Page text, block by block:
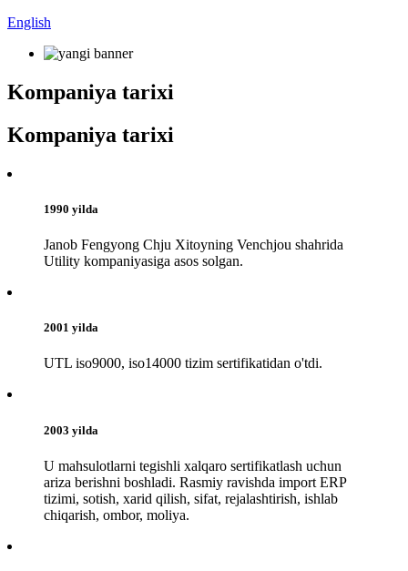
English
Kompaniya tarixi
Kompaniya tarixi
1990 yilda
Janob Fengyong Chju Xitoyning Venchjou shahrida
Utility kompaniyasiga asos solgan.
2001 yilda
UTL iso9000, iso14000 tizim sertifikatidan o'tdi.
2003 yilda
U mahsulotlarni tegishli xalqaro sertifikatlash uchun
ariza berishni boshladi. Rasmiy ravishda import ERP
tizimi, sotish, xarid qilish, sifat, rejalashtirish, ishlab
chiqarish, ombor, moliya.